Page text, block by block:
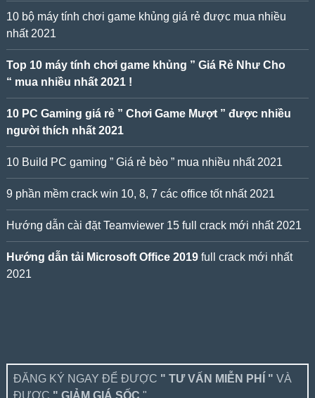
10 bộ máy tính chơi game khủng giá rẻ được mua nhiều
nhất 2021
Top 10 máy tính chơi game khủng ” Giá Rẻ Như Cho
“ mua nhiều nhất 2021 !
10 PC Gaming giá rẻ ” Chơi Game Mượt ” được nhiều
người thích nhất 2021
10 Build PC gaming ” Giá rẻ bèo ” mua nhiều nhất 2021
9 phần mềm crack win 10, 8, 7 các office tốt nhất 2021
Hướng dẫn cài đặt Teamviewer 15 full crack mới nhất 2021
Hướng dẫn tải Microsoft Office 2019full crack mới nhất
2021
ĐĂNG KÝ NGAY ĐỂ ĐƯỢC " TƯ VẤN MIỄN PHÍ " VÀ
ĐƯỢC " GIẢM GIÁ SỐC "